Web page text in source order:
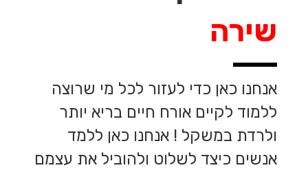
שירה
אנחנו כאן כדי לעזור לכל מי שרוצה
ללמוד לקיים אורח חיים בריא יותר
ולרדת במשקל ! אנחנו כאן ללמד
אנשים כיצד לשלוט ולהוביל את עצמם